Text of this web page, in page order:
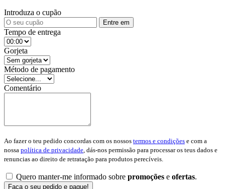
Introduza o cupão
Entre em
Tempo de entrega
Gorjeta
Método de pagamento
Comentário
Ao fazer o teu pedido concordas com os nossos termos e condições e com a
nossa política de privacidade , dás-nos permissão para processar os teus dados e
renuncias ao direito de retratação para produtos perecíveis.
Quero manter-me informado sobre promoções e ofertas.
Faça o seu pedido e pague!